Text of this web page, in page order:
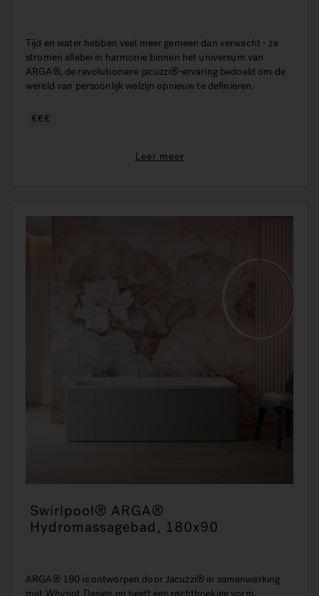
Tijd en water hebben veel meer gemeen dan verwacht - ze
stromen allebei in harmonie binnen het universum van
ARGA®, de revolutionaire jacuzzi®-ervaring bedoeld om de
wereld van persoonlijk welzijn opnieuw te definiëren.
€€€
Leer meer
Swirlpool® ARGA®
Hydromassagebad, 180x90
ARGA® 180 is ontworpen door Jacuzzi® in samenwerking